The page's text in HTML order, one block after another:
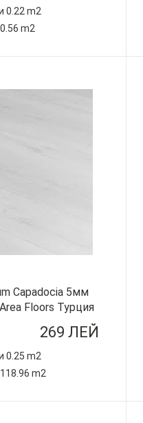
0.22 m2
m2
Capadocia 5мм
Floors Турция
269 ЛЕЙ
0.25 m2
m2